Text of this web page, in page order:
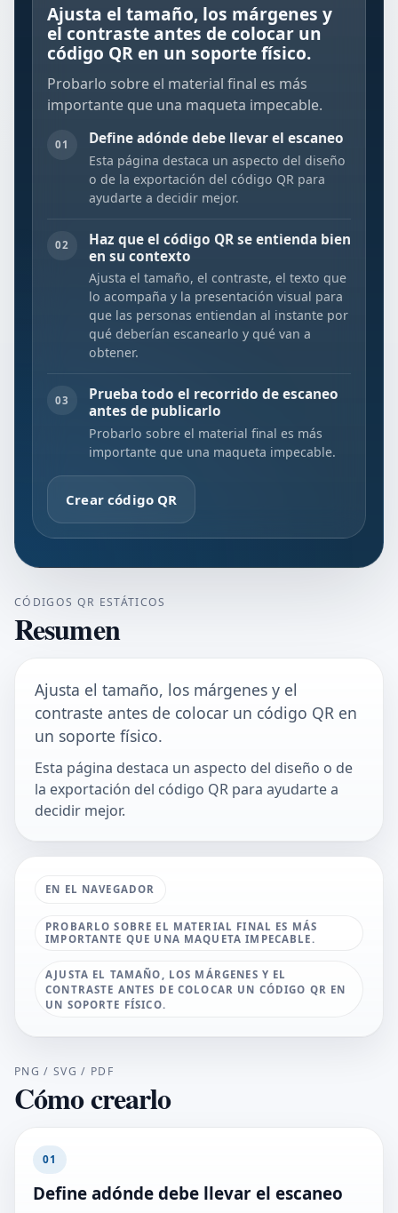
Ajusta el tamaño, los márgenes y
el contraste antes de colocar un
código QR en un soporte físico.
Probarlo sobre el material final es más
importante que una maqueta impecable.
01 Define adónde debe llevar el escaneo
Esta página destaca un aspecto del diseño
o de la exportación del código QR para
ayudarte a decidir mejor.
02
Haz que el código QR se entienda bien
en su contexto
Ajusta el tamaño, el contraste, el texto que
lo acompaña y la presentación visual para
que las personas entiendan al instante por
qué deberían escanearlo y qué van a
obtener.
03
Prueba todo el recorrido de escaneo
antes de publicarlo
Probarlo sobre el material final es más
importante que una maqueta impecable.
Crear código QR
CÓDIGOS QR ESTÁTICOS
Resumen
Ajusta el tamaño, los márgenes y el
contraste antes de colocar un código QR en
un soporte físico.
Esta página destaca un aspecto del diseño o de
la exportación del código QR para ayudarte a
decidir mejor.
EN EL NAVEGADOR
PROBARLO SOBRE EL MATERIAL FINAL ES MÁS
IMPORTANTE QUE UNA MAQUETA IMPECABLE.
AJUSTA EL TAMAÑO, LOS MÁRGENES Y EL
CONTRASTE ANTES DE COLOCAR UN CÓDIGO QR EN
UN SOPORTE FÍSICO.
PNG / SVG / PDF
Cómo crearlo
01
Define adónde debe llevar el escaneo